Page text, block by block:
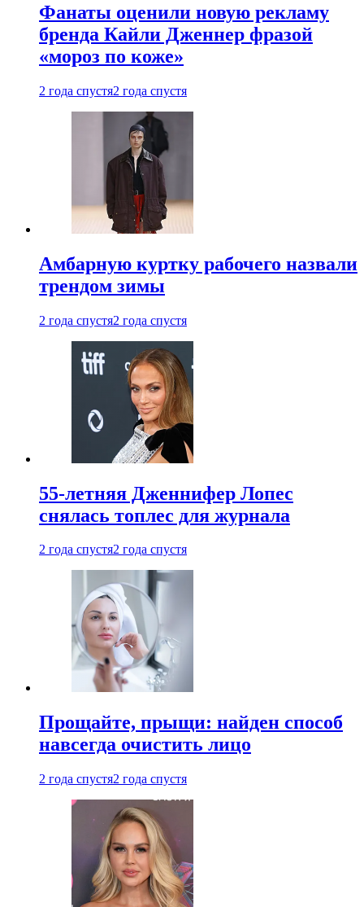
Фанаты оценили новую рекламу
бренда Кайли Дженнер фразой
«мороз по коже»
2 года спустя2 года спустя
Амбарную куртку рабочего назвали
трендом зимы
2 года спустя2 года спустя
55-летняя Дженнифер Лопес
снялась топлес для журнала
2 года спустя2 года спустя
Прощайте, прыщи: найден способ
навсегда очистить лицо
2 года спустя2 года спустя